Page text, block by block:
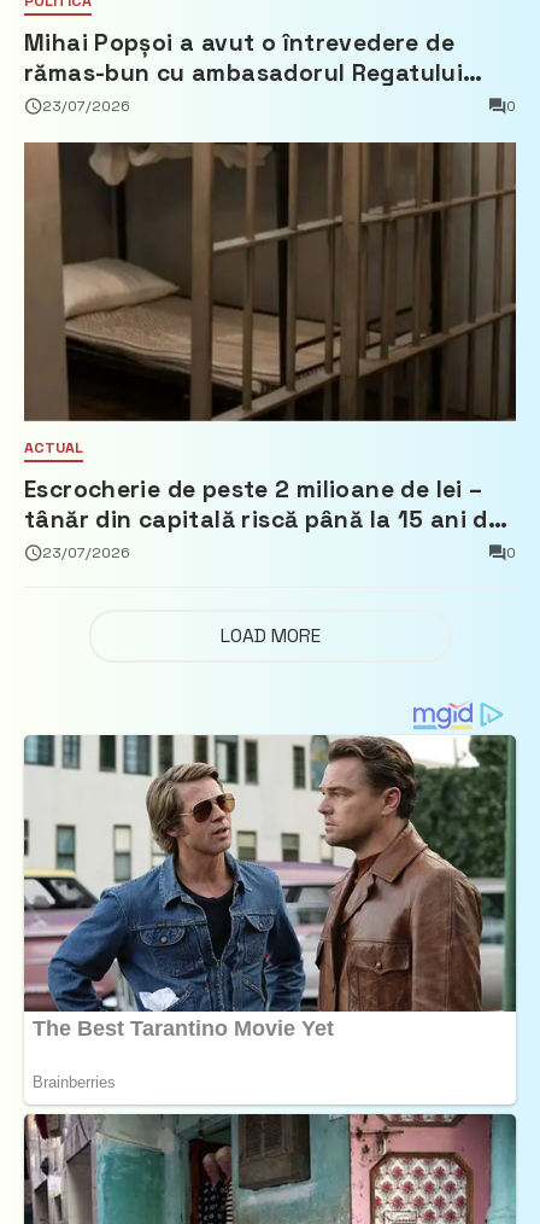
Mihai Popșoi a avut o întrevedere de
rămas-bun cu ambasadorul Regatului
Țărilor de Jos, Fred Duijn
23/07/2026 0
ACTUAL
Escrocherie de peste 2 milioane de lei –
tânăr din capitală riscă până la 15 ani de
închisoare
23/07/2026 0
LOAD MORE